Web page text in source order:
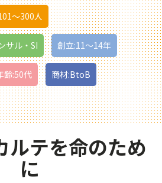
〜300人
サル・SI 創立:11〜14年
齢:50代 商材:BtoB
ルテを命のため
に